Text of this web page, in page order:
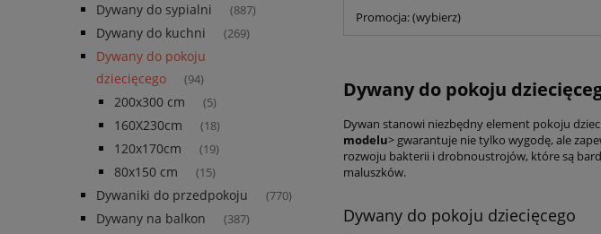
Dywany do sypialni (887)
Dywany do kuchni (269)
Dywany do pokoju
dziecięcego
(94)
200x300 cm (5)
160X230cm (18)
120x170cm (19)
80x150 cm (15)
Dywaniki do przedpokoju (770)
Dywany na balkon (387)
Promocja: (wybierz)
Dywany do pokoju
Dywan stanowi niezbędny element pokoju
modelu> gwarantuje nie tylko wygodę, ale
rozwoju bakterii i drobnoustrojów, które są
maluszków.
Dywany do pokoju dziecięcego